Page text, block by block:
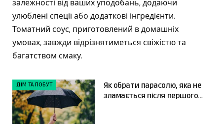
залежності від ваших уподобань, додаючи
улюблені спеції або додаткові інгредієнти.
Томатний соус, приготовлений в домашніх
умовах, завжди відрізнятиметься свіжістю та
багатством смаку.
ДІМ ТА ПОБУТ
Як обрати парасолю, яка не
зламається після першого